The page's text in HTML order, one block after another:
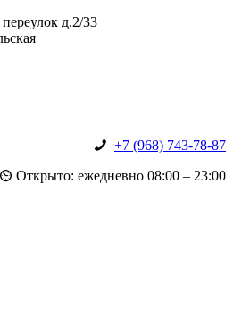
д.2/33
+7 (968) 743-78-87
Открыто: ежедневно 08:00 – 23:00